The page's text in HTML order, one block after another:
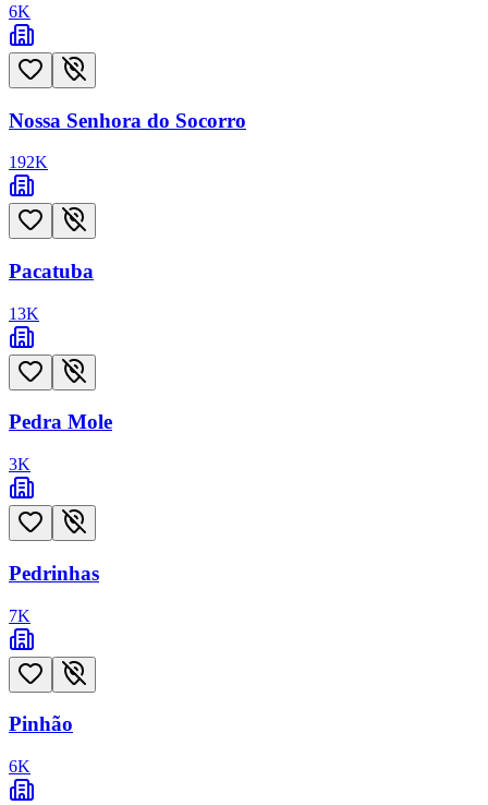
6K
Nossa Senhora do Socorro
192K
Pacatuba
13K
Pedra Mole
3K
Pedrinhas
7K
Pinhão
6K